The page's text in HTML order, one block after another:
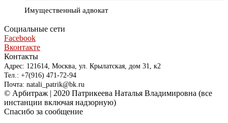
Имущественный адвокат
Социальные сети
Facebook
Вконтакте
Контакты
Адрес: 121614, Москва, ул. Крылатская, дом 31, к2
Тел.: +7(916) 471-72-94
Почта: natali_patrik@bk.ru
© Арбитраж | 2020 Патрикеева Наталья Владимировна (все
инстанции включая надзорную)
Спасибо за сообщение